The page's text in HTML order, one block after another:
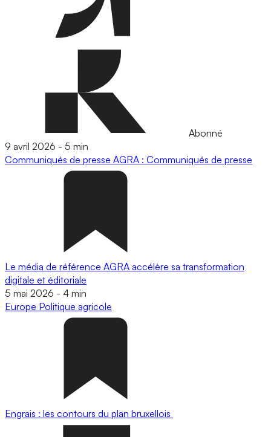
Abonné
9 avril 2026 - 5 min
Communiqués de presse AGRA : Communiqués de presse
Le média de référence AGRA accélère sa transformation
digitale et éditoriale
5 mai 2026 - 4 min
Europe Politique agricole
Engrais : les contours du plan bruxellois